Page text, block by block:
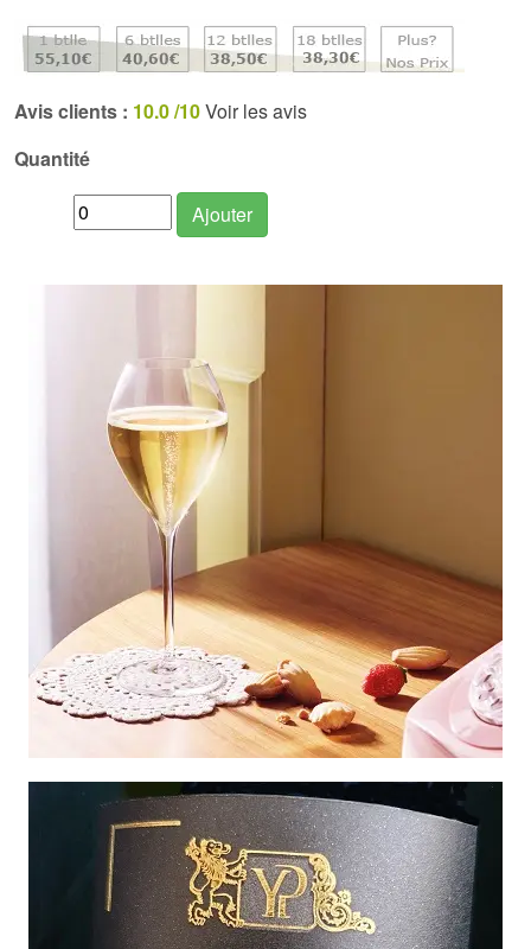
Avis clients : 10.0 /10Voir les avis
Quantité
Ajouter